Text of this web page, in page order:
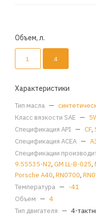
Объем, л.
1 4
Характеристики
Тип масла —
Класс вязкости SAE —
Спецификация API — CF,
Спецификация ACEA —
Спецификации
9.55535-N2, GM LL-B-025,
Porsche A40, RN0700,
Температура — -41
Объем — 4
Тип двигателя — 4-